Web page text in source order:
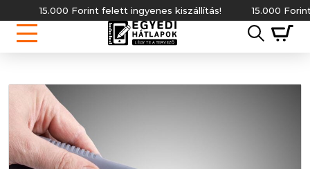
15.000 Forint felett ingyenes kiszállítás! 15.000 Forint